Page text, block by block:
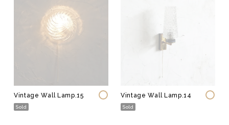
ジュエリー
ファニチャー
Vintage Wall Lamp.15
Sold
Vintage Wall Lamp.14
Sold